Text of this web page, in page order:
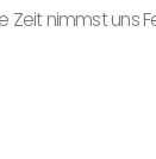
Zeit nimmst uns